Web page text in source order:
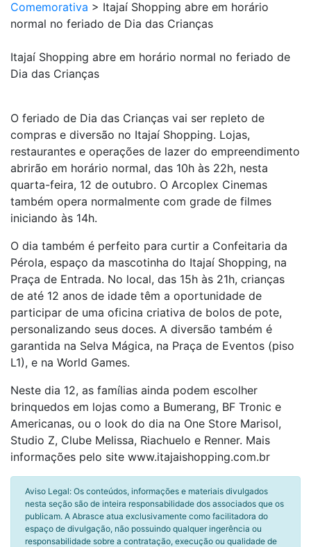
Comemorativa > Itajaí Shopping abre em horário
normal no feriado de Dia das Crianças
Itajaí Shopping abre em horário normal no feriado de
Dia das Crianças
O feriado de Dia das Crianças vai ser repleto de
compras e diversão no Itajaí Shopping. Lojas,
restaurantes e operações de lazer do empreendimento
abrirão em horário normal, das 10h às 22h, nesta
quarta-feira, 12 de outubro. O Arcoplex Cinemas
também opera normalmente com grade de filmes
iniciando às 14h.
O dia também é perfeito para curtir a Confeitaria da
Pérola, espaço da mascotinha do Itajaí Shopping, na
Praça de Entrada. No local, das 15h às 21h, crianças
de até 12 anos de idade têm a oportunidade de
participar de uma oficina criativa de bolos de pote,
personalizando seus doces. A diversão também é
garantida na Selva Mágica, na Praça de Eventos (piso
L1), e na World Games.
Neste dia 12, as famílias ainda podem escolher
brinquedos em lojas como a Bumerang, BF Tronic e
Americanas, ou o look do dia na One Store Marisol,
Studio Z, Clube Melissa, Riachuelo e Renner. Mais
informações pelo site www.itajaishopping.com.br
Aviso Legal: Os conteúdos, informações e materiais divulgados
nesta seção são de inteira responsabilidade dos associados que os
publicam. A Abrasce atua exclusivamente como facilitadora do
espaço de divulgação, não possuindo qualquer ingerência ou
responsabilidade sobre a contratação, execução ou qualidade de